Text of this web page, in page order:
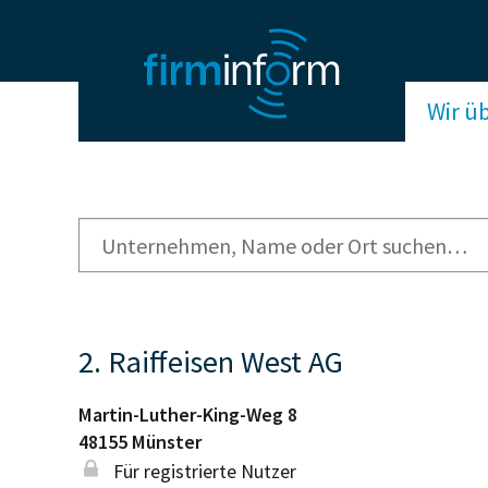
Wir
2. Raiffeisen West AG
Martin-Luther-King-Weg 8
48155 Münster
Für registrierte Nutzer